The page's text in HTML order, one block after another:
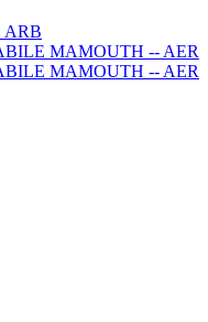
ARB
MAMOUTH -- AER
MAMOUTH -- AER